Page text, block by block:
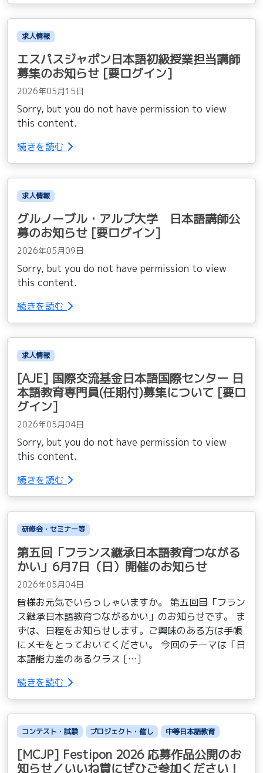
求人情報
エスパスジャポン日本語初級授業担当講師
募集のお知らせ [要ログイン]
2026年05月15日
Sorry, but you do not have permission to view
this content.
続きを読む
求人情報
グルノーブル・アルプ大学 日本語講師公
募のお知らせ [要ログイン]
2026年05月09日
Sorry, but you do not have permission to view
this content.
続きを読む
求人情報
[AJE] 国際交流基金日本語国際センター 日
本語教育専門員(任期付)募集について [要ロ
グイン]
2026年05月04日
Sorry, but you do not have permission to view
this content.
続きを読む
研修会・セミナー等
第五回「フランス継承日本語教育つながる
かい」6月7日（日）開催のお知らせ
2026年05月04日
皆様お元気でいらっしゃいますか。 第五回目「フラン
ス継承日本語教育つながるかい」のお知らせです。 ま
ずは、日程をお知らせします。ご興味のある方は手帳
にメモをとっておいてください。 今回のテーマは「日
本語能力差のあるクラス […]
続きを読む
コンテスト・試験 プロジェクト・催し 中等日本語教育
[MCJP] Festipon 2026 応募作品公開のお
知らせ／いいね賞にぜひご参加ください！